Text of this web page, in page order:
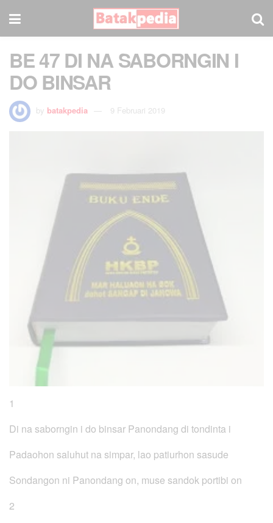
BE 47 DI NA SABORNGIN I
DO BINSAR
by batakpedia 9 Februari 2019
1
Di na saborngin i do binsar Panondang di tondinta i
Padaohon saluhut na simpar, lao patiurhon sasude
Sondangon ni Panondang on, muse sandok portibi on
2